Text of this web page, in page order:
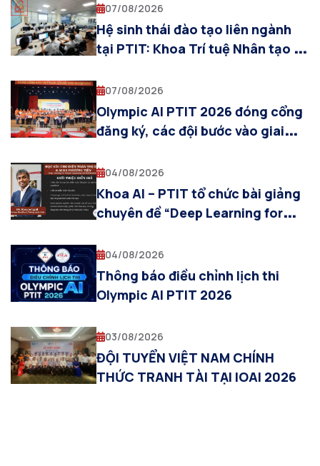
07/08/2026
Hệ sinh thái đào tạo liên ngành
tại PTIT: Khoa Trí tuệ Nhân tạo và
chuyên ngành
07/08/2026
Olympic AI PTIT 2026 đóng cổng
đăng ký, các đội bước vào giai
04/08/2026
Khoa AI – PTIT tổ chức bài giảng
chuyên đề “Deep Learning for
Multimodal AI”
04/08/2026
Thông báo điều chỉnh lịch thi
Olympic AI PTIT 2026
03/08/2026
ĐỘI TUYỂN VIỆT NAM CHÍNH
THỨC TRANH TÀI TẠI IOAI 2026